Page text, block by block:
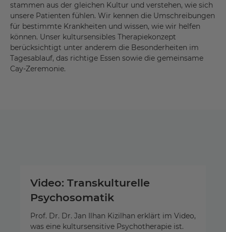
stammen aus der gleichen Kultur und verstehen, wie sich
unsere Patienten fühlen. Wir kennen die Umschreibungen
für bestimmte Krankheiten und wissen, wie wir helfen
können. Unser kultursensibles Therapiekonzept
berücksichtigt unter anderem die Besonderheiten im
Tagesablauf, das richtige Essen sowie die gemeinsame
Cay-Zeremonie.
Video: Transkulturelle
Psychosomatik
Prof. Dr. Dr. Jan Ilhan Kizilhan erklärt im Video,
was eine kultursensitive Psychotherapie ist.